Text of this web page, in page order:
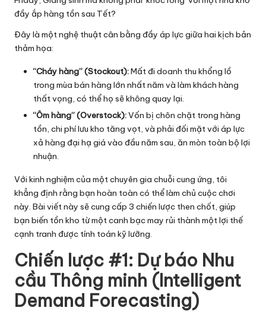
ề
L
o
g
ti
đầy ắp hàng tồn sau Tết?
Đây là một nghệ thuật cân bằng đầy áp lực giữa hai kịch bản
thảm họa:
“Cháy hàng” (Stockout):Mất đi doanh thu khổng lồ
trong mùa bán hàng lớn nhất năm và làm khách hàng
thất vọng, có thể họ sẽ không quay lại.
“Ôm hàng” (Overstock):Vốn bị chôn chặt trong hàng
tồn, chi phí lưu kho tăng vọt, và phải đối mặt với áp lực
xả hàng đại hạ giá vào đầu năm sau, ăn mòn toàn bộ lợi
nhuận.
Với kinh nghiệm của một chuyên gia chuỗi cung ứng, tôi
khẳng định rằng bạn hoàn toàn có thể làm chủ cuộc chơi
này. Bài viết này sẽ cung cấp 3 chiến lược then chốt, giúp
bạn biến tồn kho từ một canh bạc may rủi thành một lợi thế
cạnh tranh được tính toán kỹ lưỡng.
Chiến lược #1: Dự báo Nhu
cầu Thông minh (Intelligent
Demand Forecasting)